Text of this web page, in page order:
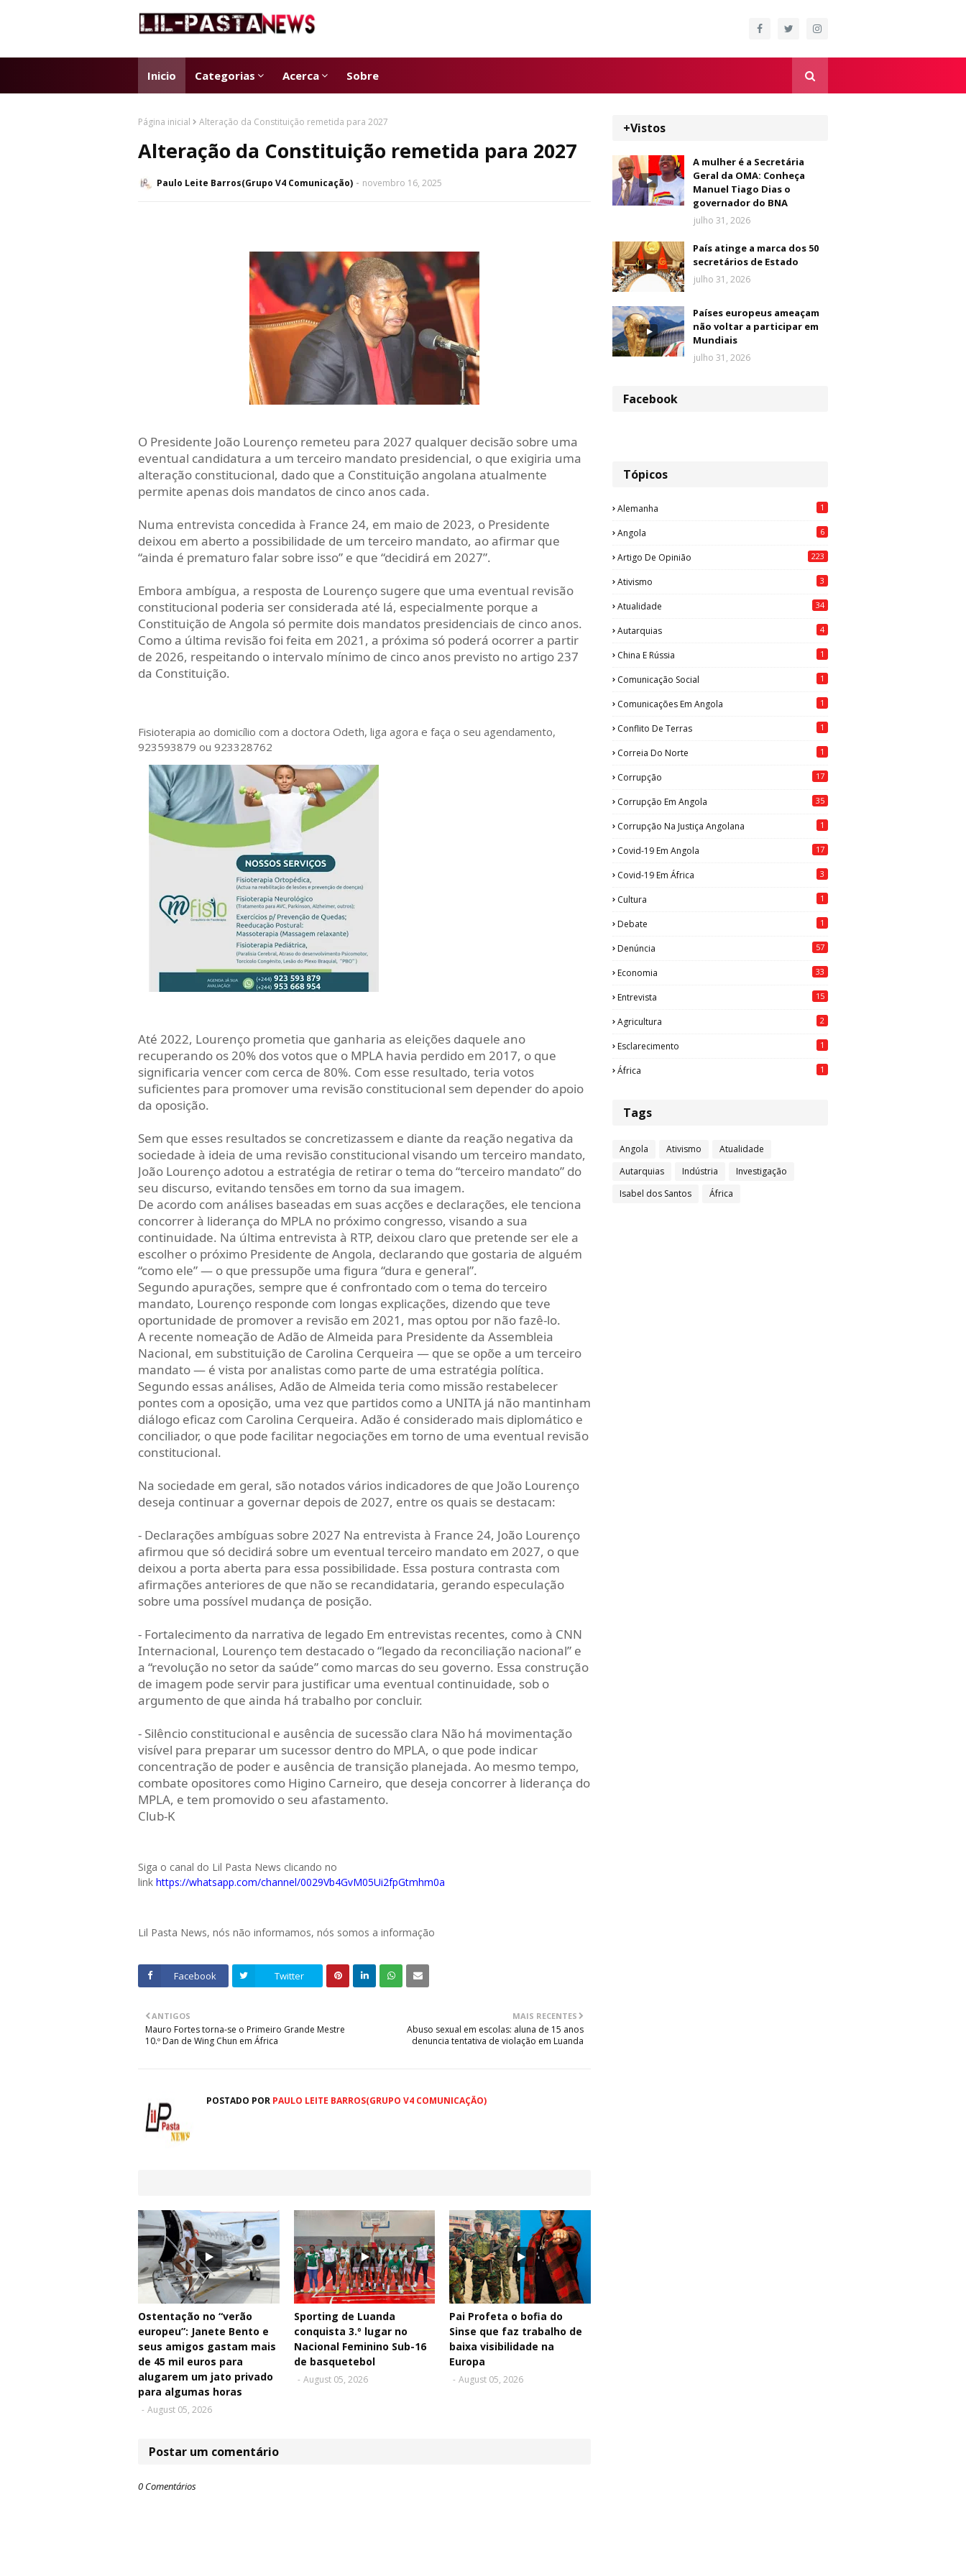
Inicio Categorias Acerca Sobre
Página inicial Alteração da Constituição remetida para 2027
Alteração da Constituição remetida para 2027
Paulo Leite Barros(Grupo V4 Comunicação) novembro 16, 2025
O Presidente João Lourenço remeteu para 2027 qualquer decisão sobre uma
eventual candidatura a um terceiro mandato presidencial, o que exigiria uma
alteração constitucional, dado que a Constituição angolana atualmente
permite apenas dois mandatos de cinco anos cada.
Numa entrevista concedida à France 24, em maio de 2023, o Presidente
deixou em aberto a possibilidade de um terceiro mandato, ao afirmar que
“ainda é prematuro falar sobre isso” e que “decidirá em 2027”.
Embora ambígua, a resposta de Lourenço sugere que uma eventual revisão
constitucional poderia ser considerada até lá, especialmente porque a
Constituição de Angola só permite dois mandatos presidenciais de cinco anos.
Como a última revisão foi feita em 2021, a próxima só poderá ocorrer a partir
de 2026, respeitando o intervalo mínimo de cinco anos previsto no artigo 237
da Constituição.
Fisioterapia ao domicílio com a doctora Odeth, liga agora e faça o seu agendamento,
923593879 ou 923328762
Até 2022, Lourenço prometia que ganharia as eleições daquele ano
recuperando os 20% dos votos que o MPLA havia perdido em 2017, o que
significaria vencer com cerca de 80%. Com esse resultado, teria votos
suficientes para promover uma revisão constitucional sem depender do apoio
da oposição.
Sem que esses resultados se concretizassem e diante da reação negativa da
sociedade à ideia de uma revisão constitucional visando um terceiro mandato,
João Lourenço adotou a estratégia de retirar o tema do “terceiro mandato” do
seu discurso, evitando tensões em torno da sua imagem.
De acordo com análises baseadas em suas acções e declarações, ele tenciona
concorrer à liderança do MPLA no próximo congresso, visando a sua
continuidade. Na última entrevista à RTP, deixou claro que pretende ser ele a
escolher o próximo Presidente de Angola, declarando que gostaria de alguém
“como ele” — o que pressupõe uma figura “dura e general”.
Segundo apurações, sempre que é confrontado com o tema do terceiro
mandato, Lourenço responde com longas explicações, dizendo que teve
oportunidade de promover a revisão em 2021, mas optou por não fazê-lo.
A recente nomeação de Adão de Almeida para Presidente da Assembleia
Nacional, em substituição de Carolina Cerqueira — que se opõe a um terceiro
mandato — é vista por analistas como parte de uma estratégia política.
Segundo essas análises, Adão de Almeida teria como missão restabelecer
pontes com a oposição, uma vez que partidos como a UNITA já não mantinham
diálogo eficaz com Carolina Cerqueira. Adão é considerado mais diplomático e
conciliador, o que pode facilitar negociações em torno de uma eventual revisão
constitucional.
Na sociedade em geral, são notados vários indicadores de que João Lourenço
deseja continuar a governar depois de 2027, entre os quais se destacam:
- Declarações ambíguas sobre 2027 Na entrevista à France 24, João Lourenço
afirmou que só decidirá sobre um eventual terceiro mandato em 2027, o que
deixou a porta aberta para essa possibilidade. Essa postura contrasta com
afirmações anteriores de que não se recandidataria, gerando especulação
sobre uma possível mudança de posição.
- Fortalecimento da narrativa de legado Em entrevistas recentes, como à CNN
Internacional, Lourenço tem destacado o “legado da reconciliação nacional” e
a “revolução no setor da saúde” como marcas do seu governo. Essa construção
de imagem pode servir para justificar uma eventual continuidade, sob o
argumento de que ainda há trabalho por concluir.
- Silêncio constitucional e ausência de sucessão clara Não há movimentação
visível para preparar um sucessor dentro do MPLA, o que pode indicar
concentração de poder e ausência de transição planejada. Ao mesmo tempo,
combate opositores como Higino Carneiro, que deseja concorrer à liderança do
MPLA, e tem promovido o seu afastamento.
Club-K
Siga o canal do Lil Pasta News clicando no
link https://whatsapp.com/channel/0029Vb4GvM05Ui2fpGtmhm0a
Lil Pasta News, nós não informamos, nós somos a informação
Facebook Twitter
MAIS RECENTES
Abuso sexual em escolas: aluna de 15 anos
denuncia tentativa de violação em Luanda
ANTIGOS
Mauro Fortes torna-se o Primeiro Grande Mestre
10.º Dan de Wing Chun em África
POSTADO POR PAULO LEITE BARROS(GRUPO V4 COMUNICAÇÃO)
Ostentação no “verão
europeu”: Janete Bento e
seus amigos gastam mais
de 45 mil euros para
alugarem um jato privado
para algumas horas
- August 05, 2026
Sporting de Luanda
conquista 3.º lugar no
Nacional Feminino Sub-16
de basquetebol
- August 05, 2026
Pai Profeta o bofia do
Sinse que faz trabalho de
baixa visibilidade na
Europa
- August 05, 2026
Postar um comentário
0 Comentários
+Vistos
A mulher é a Secretária
Geral da OMA: Conheça
Manuel Tiago Dias o
governador do BNA
julho 31, 2026
País atinge a marca dos 50
secretários de Estado
julho 31, 2026
Países europeus ameaçam
não voltar a participar em
Mundiais
julho 31, 2026
Facebook
Tópicos
Alemanha 1
Angola 6
Artigo De Opinião 223
Ativismo 3
Atualidade 34
Autarquias 4
China E Rússia 1
Comunicação Social 1
Comunicações Em Angola 1
Conflito De Terras 1
Correia Do Norte 1
Corrupção 17
Corrupção Em Angola 35
Corrupção Na Justiça Angolana 1
Covid-19 Em Angola 17
Covid-19 Em África 3
Cultura 1
Debate 1
Denúncia 57
Economia 33
Entrevista 15
Agricultura 2
Esclarecimento 1
África 1
Tags
Angola Ativismo
Atualidade
Autarquias
Indústria
Investigação
Isabel dos Santos
África